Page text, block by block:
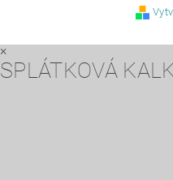
×
SPLÁTKOVÁ